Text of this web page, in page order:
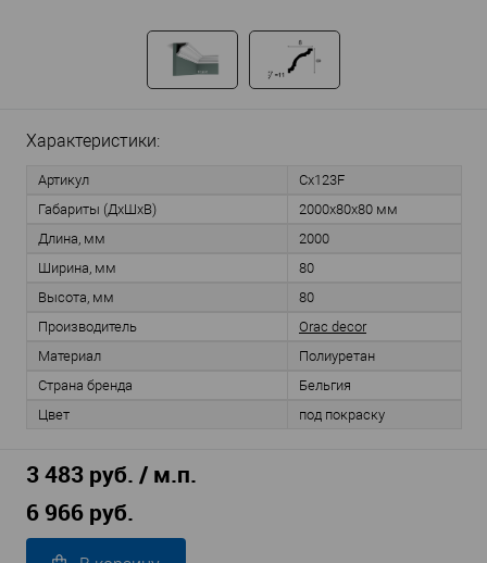
Характеристики:
Артикул
Cx123F
Габариты (ДхШхВ)
2000x80x80 мм
Длина, мм
2000
Ширина, мм
80
Высота, мм
80
Производитель
Orac decor
Материал
Полиуретан
Страна бренда
Бельгия
Цвет
под покраску
3 483 руб. / м.п.
6 966 руб.